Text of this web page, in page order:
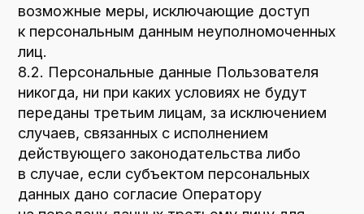
ООО «НК-Логистик»
НК-Логистик
О нас
Материалы